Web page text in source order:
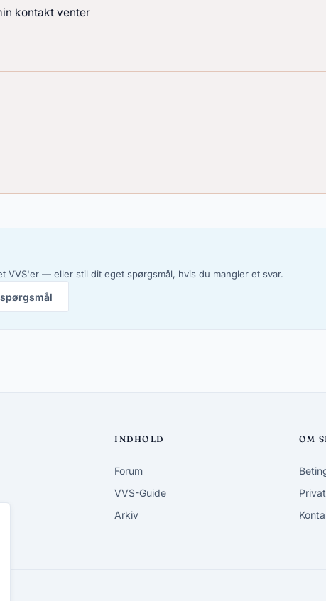
kontakt venter
VVS'er — eller stil dit eget spørgsmål, hvis du mangler et svar.
INDHOLD
Forum
VVS-Guide
Arkiv
OM